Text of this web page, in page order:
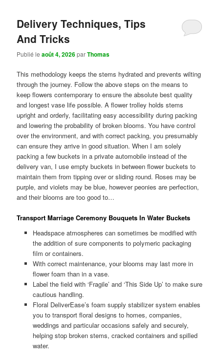
Delivery Techniques, Tips
And Tricks
Publié leaoût 4, 2026parThomas
This methodology keeps the stems hydrated and prevents wilting
through the journey. Follow the above steps on the means to
keep flowers contemporary to ensure the absolute best quality
and longest vase life possible. A flower trolley holds stems
upright and orderly, facilitating easy accessibility during packing
and lowering the probability of broken blooms. You have control
over the environment, and with correct packing, you presumably
can ensure they arrive in good situation. When I am solely
packing a few buckets in a private automobile instead of the
delivery van, I use empty buckets in between flower buckets to
maintain them from tipping over or sliding round. Roses may be
purple, and violets may be blue, however peonies are perfection,
and their blooms are too good to…
Transport Marriage Ceremony Bouquets In Water Buckets
Headspace atmospheres can sometimes be modified with
the addition of sure components to polymeric packaging
film or containers.
With correct maintenance, your blooms may last more in
flower foam than in a vase.
Label the field with ‘Fragile’ and ‘This Side Up’ to make sure
cautious handling.
Floral DeliverEase’s foam supply stabilizer system enables
you to transport floral designs to homes, companies,
weddings and particular occasions safely and securely,
helping stop broken stems, cracked containers and spilled
water.